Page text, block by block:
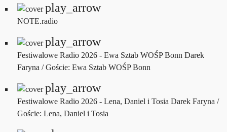
play_arrow
NOTE.radio
play_arrow
Festiwalowe Radio 2026 - Ewa Sztab WOŚP Bonn Darek
Faryna / Goście: Ewa Sztab WOŚP Bonn
play_arrow
Festiwalowe Radio 2026 - Lena, Daniel i Tosia Darek Faryna /
Goście: Lena, Daniel i Tosia